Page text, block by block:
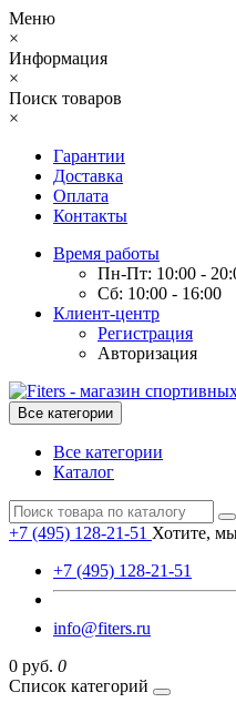
Меню
×
Информация
×
Поиск товаров
×
Гарантии
Доставка
Оплата
Контакты
Время работы
Пн-Пт: 10:00 -
Сб: 10:00 - 16:00
Клиент-центр
Регистрация
Авторизация
Все категории
Все категории
Каталог
+7 (495) 128-21-51 Хотите,
+7 (495) 128-21-51
info@fiters.ru
0 руб. 0
Список категорий